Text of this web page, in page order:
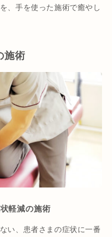
、手を使った施術で癒やし
施術
軽減の施術
い、患者さまの症状に一番